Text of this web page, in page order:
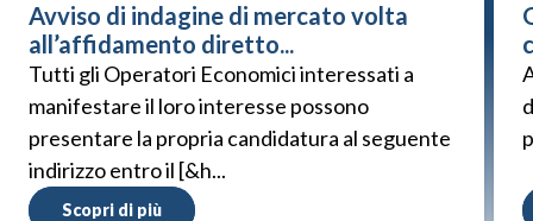
Avviso di indagine di mercato volta
all’affidamento diretto...
Tutti gli Operatori Economici interessati a
manifestare il loro interesse possono
presentare la propria candidatura al seguente
indirizzo entro il [&h...
Scopri di più